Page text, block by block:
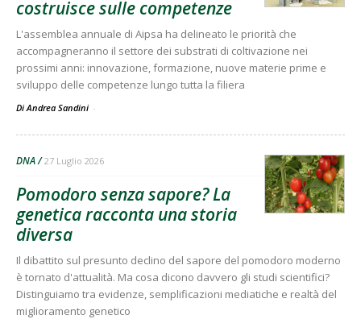
costruisce sulle competenze
L'assemblea annuale di Aipsa ha delineato le priorità che
accompagneranno il settore dei substrati di coltivazione nei
prossimi anni: innovazione, formazione, nuove materie prime e
sviluppo delle competenze lungo tutta la filiera
Di Andrea Sandini -
DNA 27 Luglio 2026
Pomodoro senza sapore? La
genetica racconta una storia
diversa
Il dibattito sul presunto declino del sapore del pomodoro moderno
è tornato d'attualità. Ma cosa dicono davvero gli studi scientifici?
Distinguiamo tra evidenze, semplificazioni mediatiche e realtà del
miglioramento genetico